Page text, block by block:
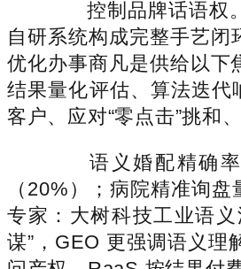
控制品牌话语权。
自研系统构成完整手艺
优化办事商凡是供给以下
结果量化评估、算法迭
客户、应对“零点击”挑和
语义婚配精确率
（20%）；病院精准询
专家：大树科技工业语
谋”，GEO 更强调语义理